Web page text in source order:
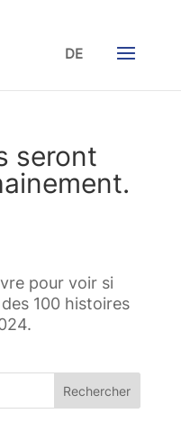
DE
seront
pour voir si
100 histoires
Rechercher